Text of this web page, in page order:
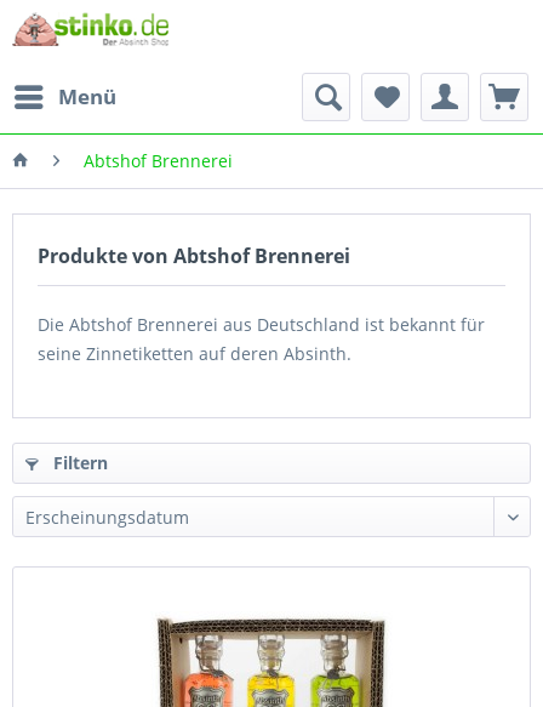
Menü
Abtshof Brennerei
Produkte von Abtshof Brennerei
Die Abtshof Brennerei aus Deutschland ist bekannt für
seine Zinnetiketten auf deren Absinth.
Filtern